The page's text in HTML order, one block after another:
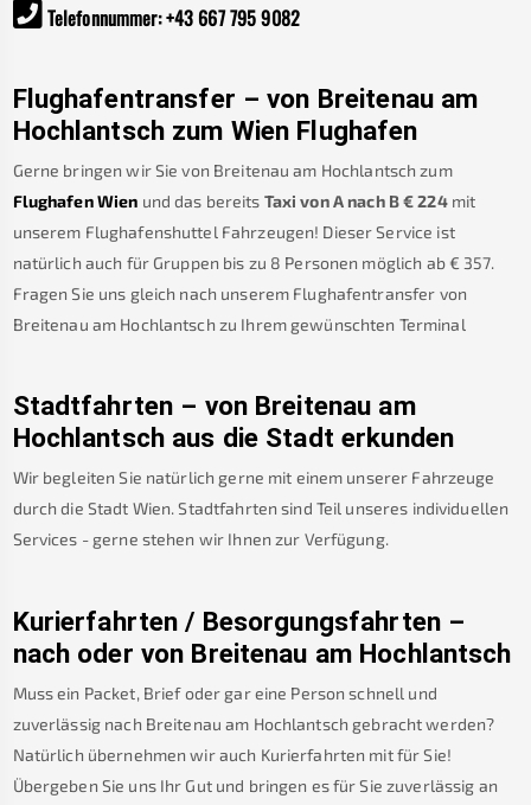
Telefonnummer:+43 667 795 9082
Flughafentransfer – von Breitenau am
Hochlantsch zum Wien Flughafen
Gerne bringen wir Sie von Breitenau am Hochlantsch zum
Flughafen Wien und das bereits Taxi von A nach B€224 mit
unserem Flughafenshuttel Fahrzeugen! Dieser Service ist
natürlich auch für Gruppen bis zu 8 Personen möglich ab € 357.
Fragen Sie uns gleich nach unserem Flughafentransfer von
Breitenau am Hochlantsch zu Ihrem gewünschten Terminal
Stadtfahrten – von Breitenau am
Hochlantsch aus die Stadt erkunden
Wir begleiten Sie natürlich gerne mit einem unserer Fahrzeuge
durch die Stadt Wien. Stadtfahrten sind Teil unseres individuellen
Services - gerne stehen wir Ihnen zur Verfügung.
Kurierfahrten / Besorgungsfahrten –
nach oder von Breitenau am Hochlantsch
Muss ein Packet, Brief oder gar eine Person schnell und
zuverlässig nach Breitenau am Hochlantsch gebracht werden?
Natürlich übernehmen wir auch Kurierfahrten mit für Sie!
Übergeben Sie uns Ihr Gut und bringen es für Sie zuverlässig an